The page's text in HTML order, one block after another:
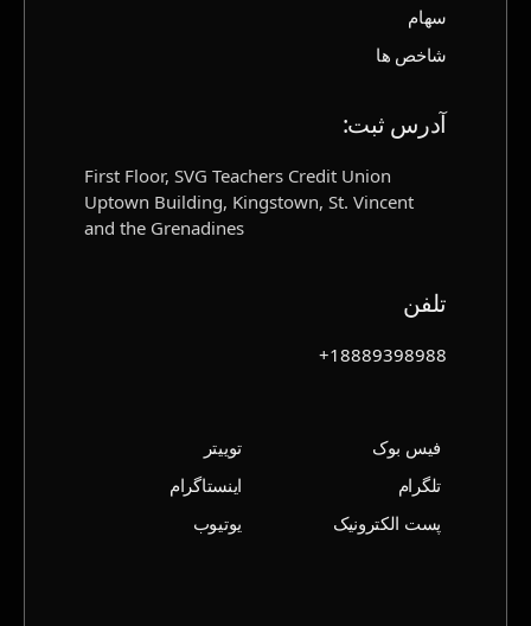
سهام
شاخص ها
آدرس ثبت‌:
First Floor, SVG Teachers Credit Union
Uptown Building, Kingstown, St. Vincent
and the Grenadines
تلفن
18889398988+
فیس بوک
تلگرام
پست الکترونیک
توییتر
اینستاگرام
یوتیوب